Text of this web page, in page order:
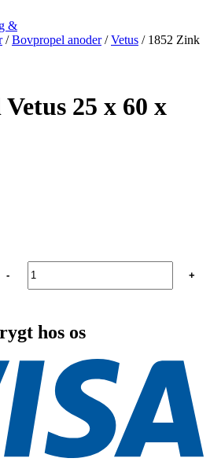
&
/Bovpropel anoder/Vetus / 1852 Zink
25 x 60 x
-
+
hos os